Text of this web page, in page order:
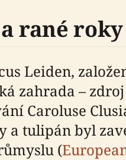
rané
Leiden,
zahrada –
Caroluse
a tulipán byl
(